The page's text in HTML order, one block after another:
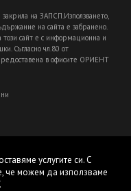
на ЗАПСП.Използването,
на сайта е забранено.
сайт е с информационна и
Съгласно чл.80 от
в офисите ОРИЕНТ
услугите си. С
че можем да използваме